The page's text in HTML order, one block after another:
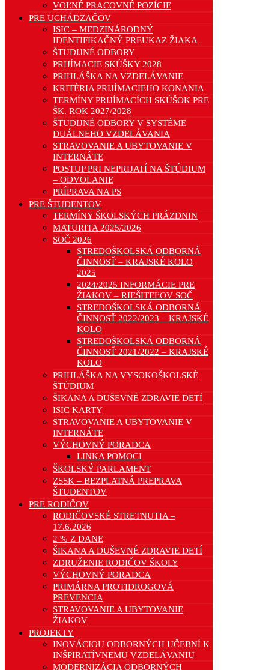
VOĽNÉ PRACOVNÉ POZÍCIE
PRE UCHÁDZAČOV
ISIC – MEDZINÁRODNÝ
IDENTIFIKAČNÝ PREUKAZ ŽIAKA
ŠTUDIJNÉ ODBORY
PRIJÍMACIE SKÚŠKY 2028
PRIHLÁŠKA NA VZDELÁVANIE
KRITÉRIA PRIJÍMACIEHO KONANIA
TERMÍNY PRIJÍMACÍCH SKÚŠOK PRE
ŠK. ROK 2027/2028
ŠTUDIJNÉ ODBORY V SYSTÉME
DUÁLNEHO VZDELÁVANIA
STRAVOVANIE A UBYTOVANIE V
INTERNÁTE
POSTUP PRI NEPRIJATÍ NA ŠTÚDIUM
– ODVOLANIE
PRÍPRAVA NA PS
PRE ŠTUDENTOV
TERMÍNY ŠKOLSKÝCH PRÁZDNIN
MATURITA 2025/2026
SOČ 2026
STREDOŠKOLSKÁ ODBORNÁ
ČINNOSŤ – KRAJSKÉ KOLO
2025
2024/2025 INFORMÁCIE PRE
ŽIAKOV – RIEŠITEĽOV SOČ
STREDOŠKOLSKÁ ODBORNÁ
ČINNOSŤ 2022/2023 – KRAJSKÉ
KOLO
STREDOŠKOLSKÁ ODBORNÁ
ČINNOSŤ 2021/2022 – KRAJSKÉ
KOLO
PRIHLÁŠKA NA VYSOKOŠKOLSKÉ
ŠTÚDIUM
ŠIKANA A DUŠEVNÉ ZDRAVIE DETÍ
ISIC KARTY
STRAVOVANIE A UBYTOVANIE V
INTERNÁTE
VÝCHOVNÝ PORADCA
LINKA POMOCI
ŠKOLSKÝ PARLAMENT
ZSSK – BEZPLATNÁ PREPRAVA
ŠTUDENTOV
PRE RODIČOV
RODIČOVSKÉ STRETNUTIA –
17.6.2026
2 % Z DANE
ŠIKANA A DUŠEVNÉ ZDRAVIE DETÍ
ZDRUŽENIE RODIČOV ŠKOLY
VÝCHOVNÝ PORADCA
PRIMÁRNA PROTIDROGOVÁ
PREVENCIA
STRAVOVANIE A UBYTOVANIE
ŽIAKOV
PROJEKTY
INOVÁCIOU ODBORNÝCH UČEBNÍ K
INŠPIRATÍVNEMU VZDELÁVANIU
MODERNIZÁCIA ODBORNÝCH